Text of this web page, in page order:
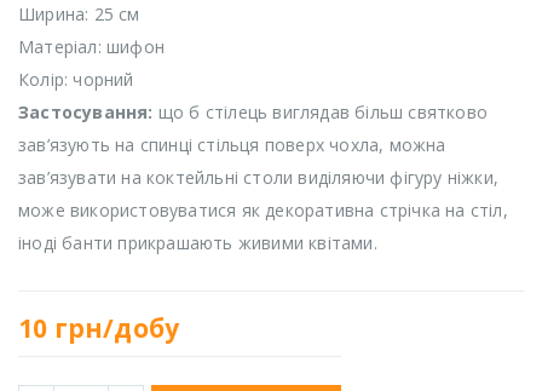
Ширина: 25 см
Матеріал: шифон
Колір: чорний
Застосування: що б стілець виглядав більш святково
зав’язують на спинці стільця поверх чохла, можна
зав’язувати на коктейльні столи виділяючи фігуру ніжки,
може використовуватися як декоративна стрічка на стіл,
іноді банти прикрашають живими квітами.
10 грн/добу